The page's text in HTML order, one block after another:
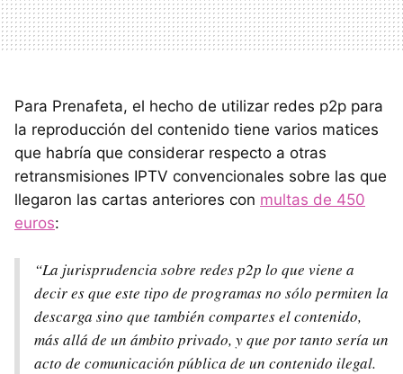
Para Prenafeta, el hecho de utilizar redes p2p para
la reproducción del contenido tiene varios matices
que habría que considerar respecto a otras
retransmisiones IPTV convencionales sobre las que
llegaron las cartas anteriores con multas de 450
euros:
“La jurisprudencia sobre redes p2p lo que viene a
decir es que este tipo de programas no sólo permiten la
descarga sino que también compartes el contenido,
más allá de un ámbito privado, y que por tanto sería un
acto de comunicación pública de un contenido ilegal.